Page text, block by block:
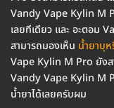
Vandy Vape Kylin M
เลยทีเดียว และ อะตอม
สามารถมองเห็น น้ำยาบุห
Vape Kylin M Pro ยังส
Vandy Vape Kylin M
น้ำยาได้เลยครับผม